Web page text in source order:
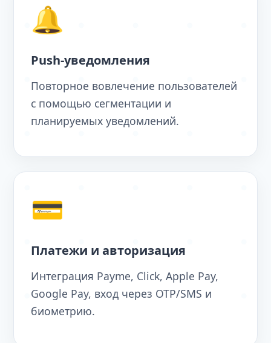
🔔
Push-уведомления
Повторное вовлечение пользователей
с помощью сегментации и
планируемых уведомлений.
💳
Платежи и авторизация
Интеграция Payme, Click, Apple Pay,
Google Pay, вход через OTP/SMS и
биометрию.